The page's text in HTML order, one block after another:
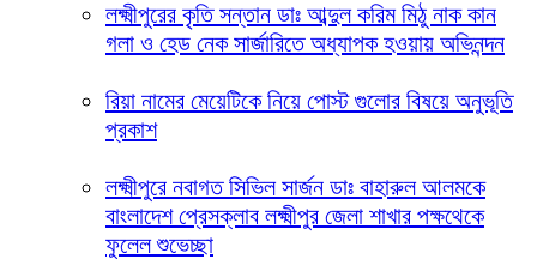
লক্ষ্মীপুরের কৃতি সন্তান ডাঃ আব্দুল করিম মিঠু নাক কান
গলা ও হেড নেক সার্জারিতে অধ্যাপক হওয়ায় অভিনন্দন
রিয়া নামের মেয়েটিকে নিয়ে পোস্ট গুলোর বিষয়ে অনুভূতি
প্রকাশ
লক্ষ্মীপুরে নবাগত সিভিল সার্জন ডাঃ বাহারুল আলমকে
বাংলাদেশ প্রেসক্লাব লক্ষ্মীপুর জেলা শাখার পক্ষথেকে
ফুলেল শুভেচ্ছা